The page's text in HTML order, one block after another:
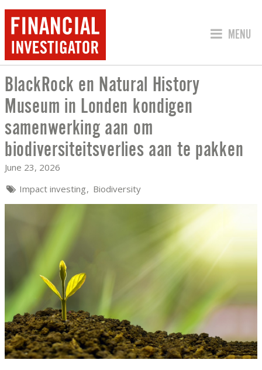
JUMP
MENU
BLACKROCK EN NATURAL HISTORY
BlackRock en Natural History
Museum in Londen kondigen
samenwerking aan om
biodiversiteitsverlies aan te pakken
June 23, 2026
Impact investing Biodiversity